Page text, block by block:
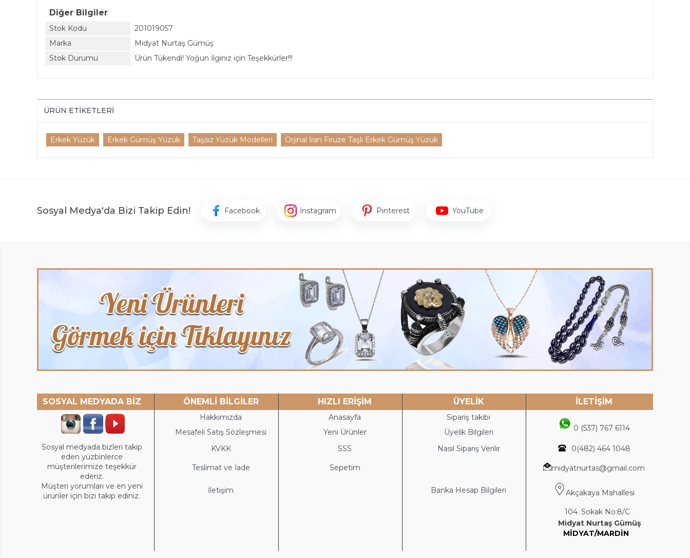
Diğer Bilgiler
Stok Kodu
201019057
Marka
Midyat Nurtaş Gümüş
Stok Durumu
Ürün Tükendi! Yoğun İlginiz için Teşekkürler!!!
ÜRÜN ETIKETLERI
Erkek Yüzük Erkek Gümüş Yüzük Taşsız Yüzük Modelleri Orjinal İran Firuze Taşlı Erkek Gümüş Yüzük
Sosyal Medya'da Bizi Takip Edin! Facebook İnstagram Pinterest YouTube
SOSYAL MEDYADA BİZ ÖNEMLİ BİLGİLER HIZLI ERİŞİM ÜYELİK İLETİŞİM
Hakkımızda Anasayfa
Sipariş takibi
0 (537) 767 6114
Mesafeli Satış Sözleşmesi Yeni Ürünler
Üyelik Bilgileri
Sosyal medyada bizleri takip
eden yüzbinlerce
müşterilerimize teşekkür
ederiz.
Müşteri yorumları ve en yeni
ürünler için bizi takip ediniz.
KVKK SSS Nasıl Sipariş Verilir 0(482) 464 1048
Teslimat ve İade Sepetim midyatnurtas@gmail.com
İletişim Banka Hesap Bilgileri Akçakaya Mahallesi
104. Sokak No:8/C
Midyat Nurtaş Gümüş
MİDYAT/MARDİN